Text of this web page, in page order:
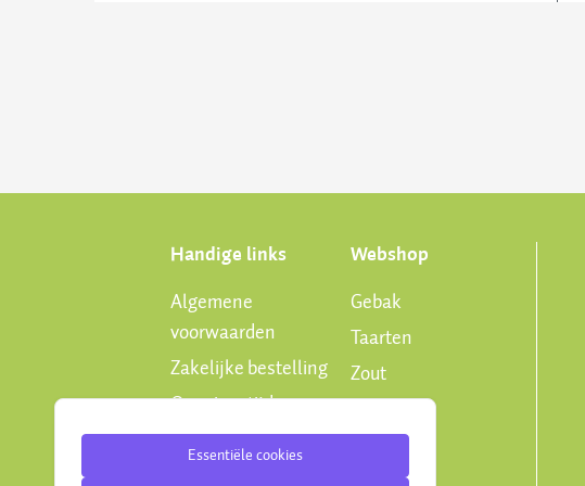
Handige links
Algemene
voorwaarden
Zakelijke bestelling
Openingstijden
Privacy Policy
Webshop
Gebak
Taarten
Zout
Essentiële cookies